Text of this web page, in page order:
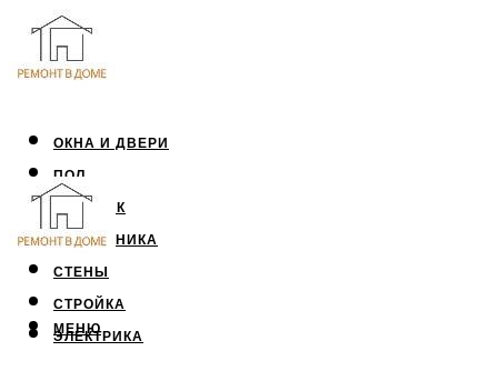
ОКНА И ДВЕРИ
ПОЛ
ПОТОЛОК
САНТЕХНИКА
СТЕНЫ
СТРОЙКА
ЭЛЕКТРИКА
МЕНЮ